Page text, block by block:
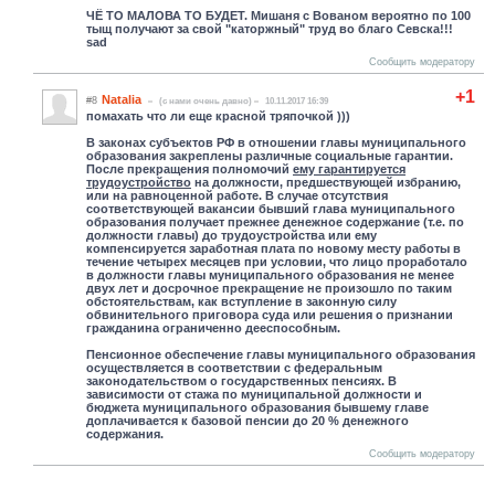
ЧЁ ТО МАЛОВА ТО БУДЕТ. Мишаня с Вованом вероятно по 100
тыщ получают за свой "каторжный" труд во благо Севска!!!
sad
Сообщить модератору
+1
#8 Natalia (c нами очень давно) 10.11.2017 16:39
помахать что ли еще красной тряпочкой )))
В законах субъектов РФ в отношении главы муниципального
образования закреплены различные социальные гарантии.
После прекращения полномочий ему гарантируется
трудоустройство на должности, предшествующей избранию,
или на равноценной работе. В случае отсутствия
соответствующей вакансии бывший глава муниципального
образования получает прежнее денежное содержание (т.е. по
должности главы) до трудоустройства или ему
компенсируется заработная плата по новому месту работы в
течение четырех месяцев при условии, что лицо проработало
в должности главы муниципального образования не менее
двух лет и досрочное прекращение не произошло по таким
обстоятельствам, как вступление в законную силу
обвинительного приговора суда или решения о признании
гражданина ограниченно дееспособным.
Пенсионное обеспечение главы муниципального образования
осуществляется в соответствии с федеральным
законодательством о государственных пенсиях. В
зависимости от стажа по муниципальной должности и
бюджета муниципального образования бывшему главе
доплачивается к базовой пенсии до 20 % денежного
содержания.
Сообщить модератору